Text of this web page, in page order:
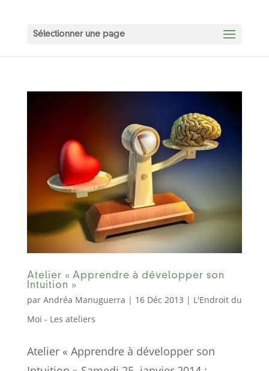
Sélectionner une page
Atelier « Apprendre à développer son
Intuition »
par Andréa Manuguerra | 16 Déc 2013 | L'Endroit du
Moi - Les ateliers
Atelier « Apprendre à développer son